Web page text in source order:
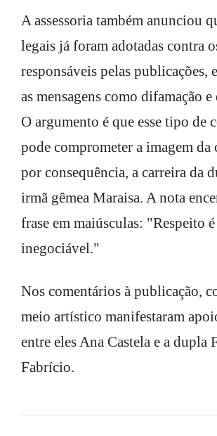
A assessoria também anunciou
legais já foram adotadas contra
responsáveis pelas publicações,
as mensagens como difamação
O argumento é que esse tipo de
pode comprometer a imagem da
por consequência, a carreira da
irmã gêmea Maraisa. A nota
frase em maiúsculas: "Respeito é
inegociável."
Nos comentários à publicação,
meio artístico manifestaram
entre eles Ana Castela e a dupla
Fabrício.